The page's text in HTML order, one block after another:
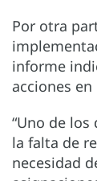
Por otra
informe
acciones
“Uno de
la falta de
necesidad